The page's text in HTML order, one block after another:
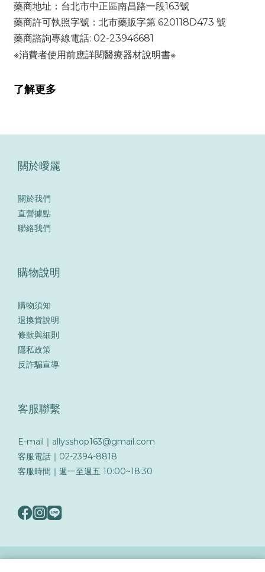
藥商地址：台北市中正區南昌路一段163號
藥商許可執照字號：北市藥販字第 620118D473 號
藥商諮詢專線電話: 02-23946681
※消費者使用前應詳閱醫療器材說明書※
了解更多
關於曖麗
關於我們
直營據點
聯絡我們
購物說明
購物須知
退換貨說明
條款與細則
隱私政策
反詐騙宣導
客服聯繫
E-mail｜allysshop163@gmail.com
客服電話｜02-2394-8818
客服時間｜週一至週五 10:00~18:30